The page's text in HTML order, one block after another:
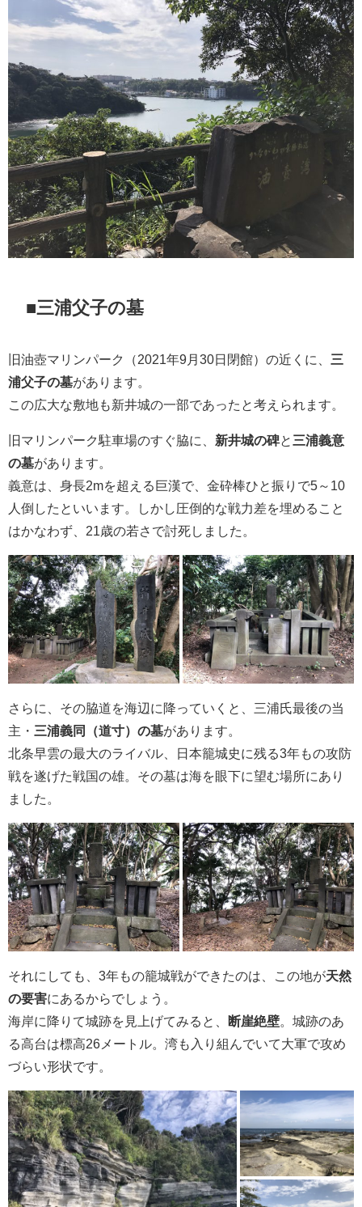
■三浦父子の墓
旧油壺マリンパーク（2021年9月30日閉館）の近くに、 三
浦父子の墓があります。
この広大な敷地も新井城の一部であったと考えられます。
旧マリンパーク駐車場のすぐ脇に、 新井城の碑と 三浦義意
の墓があります。
義意は、身長2mを超える巨漢で、金砕棒ひと振りで5～10
人倒したといいます。しかし圧倒的な戦力差を埋めること
はかなわず、21歳の若さで討死しました。
さらに、その脇道を海辺に降っていくと、三浦氏最後の当
主・ 三浦義同（道寸）の墓があります。
北条早雲の最大のライバル、日本籠城史に残る3年もの攻防
戦を遂げた戦国の雄。その墓は海を眼下に望む場所にあり
ました。
それにしても、3年もの籠城戦ができたのは、この地が天然
の要害にあるからでしょう。
海岸に降りて城跡を見上げてみると、
断崖絶壁。城跡のあ
る高台は標高26メートル。湾も入り組んでいて大軍で攻め
づらい形状です。